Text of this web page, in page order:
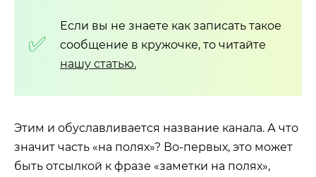
Если вы не знаете как записать такое
сообщение в кружочке, то читайте
нашу статью.
Этим и обуславливается название канала. А что
значит часть «на полях»? Во-первых, это может
быть отсылкой к фразе «заметки на полях»,